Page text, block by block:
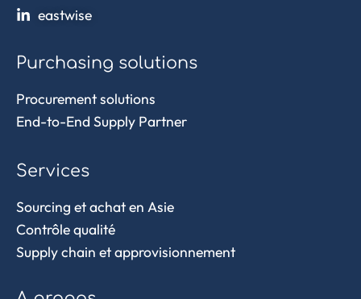
eastwise
Purchasing solutions
Procurement solutions
End-to-End Supply Partner
Services
Sourcing et achat en Asie
Contrôle qualité
Supply chain et approvisionnement